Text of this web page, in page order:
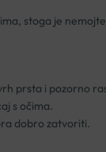
stoga je
prsta i pozorno
s očima.
dobro zatvoriti.